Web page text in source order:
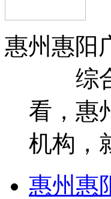
惠州惠阳
综合
看，惠
机构，
惠州惠